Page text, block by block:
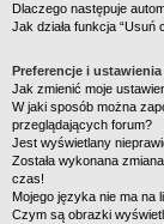
Dlaczego następuje
Jak działa funkcja “Usuń
Preferencje i
Jak zmienić moje
W jaki sposób można
przeglądających forum?
Jest wyświetlany
Została wykonana
czas!
Mojego języka nie ma na
Czym są obrazki